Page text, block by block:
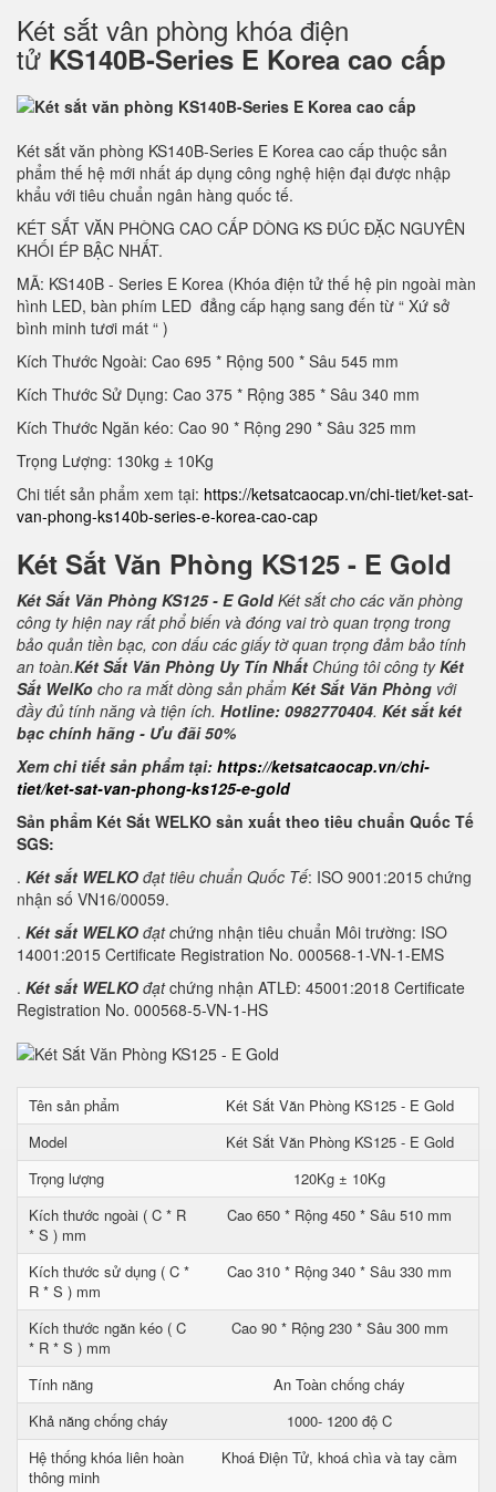
Két sắt vân phòng khóa điện
tử KS140B-Series E Korea cao cấp
Két sắt văn phòng KS140B-Series E Korea cao cấp thuộc sản
phẩm thế hệ mới nhất áp dụng công nghệ hiện đại được nhập
khẩu với tiêu chuẩn ngân hàng quốc tế.
KÉT SẮT VĂN PHÒNG CAO CẤP DÒNG KS ĐÚC ĐẶC NGUYÊN
KHỐI ÉP BẬC NHẤT.
MÃ: KS140B - Series E Korea (Khóa điện tử thế hệ pin ngoài màn
hình LED, bàn phím LED đẳng cấp hạng sang đến từ “ Xứ sở
bình minh tươi mát “ )
Kích Thước Ngoài: Cao 695 * Rộng 500 * Sâu 545 mm
Kích Thước Sử Dụng: Cao 375 * Rộng 385 * Sâu 340 mm
Kích Thước Ngăn kéo: Cao 90 * Rộng 290 * Sâu 325 mm
Trọng Lượng: 130kg ± 10Kg
Chi tiết sản phẩm xem tại: https://ketsatcaocap.vn/chi-tiet/ket-sat-
van-phong-ks140b-series-e-korea-cao-cap
Két Sắt Văn Phòng KS125 - E Gold
Két Sắt Văn Phòng KS125 - E GoldKét sắt cho các văn phòng
công ty hiện nay rất phổ biến và đóng vai trò quan trọng trong
bảo quản tiền bạc, con dấu các giấy tờ quan trọng đảm bảo tính
an toàn.Két Sắt Văn Phòng Uy Tín Nhất Chúng tôi công tyKét
Sắt WelKo cho ra mắt dòng sản phẩm Két Sắt Văn Phòng với
đầy đủ tính năng và tiện ích. Hotline: 0982770404. Két sắt két
bạc chính hãng - Ưu đãi 50%
Xem chi tiết sản phẩm tại: https://ketsatcaocap.vn/chi-
tiet/ket-sat-van-phong-ks125-e-gold
Sản phẩm Két Sắt WELKO sản xuất theo tiêu chuẩn Quốc Tế
SGS:
. Két sắt WELKO đạt tiêu chuẩn Quốc Tế: ISO 9001:2015 chứng
nhận số VN16/00059.
. Két sắt WELKO đạt chứng nhận tiêu chuẩn Môi trường: ISO
14001:2015 Certificate Registration No. 000568-1-VN-1-EMS
. Két sắt WELKO đạtchứng nhận ATLĐ: 45001:2018 Certificate
Registration No. 000568-5-VN-1-HS
Tên sản phẩm
Két Sắt Văn Phòng KS125 - E Gold
Model
Két Sắt Văn Phòng KS125 - E Gold
Trọng lượng
120Kg ± 10Kg
Kích thước ngoài ( C * R
* S ) mm
Cao 650 * Rộng 450 * Sâu 510 mm
Kích thước sử dụng ( C *
R * S ) mm
Cao 310 * Rộng 340 * Sâu 330 mm
Kích thước ngăn kéo ( C
* R * S ) mm
Cao 90 * Rộng 230 * Sâu 300 mm
Tính năng
An Toàn chống cháy
Khả năng chống cháy
1000- 1200 độ C
Hệ thống khóa liên hoàn
thông minh
Khoá Điện Tử, khoá chìa và tay cầm